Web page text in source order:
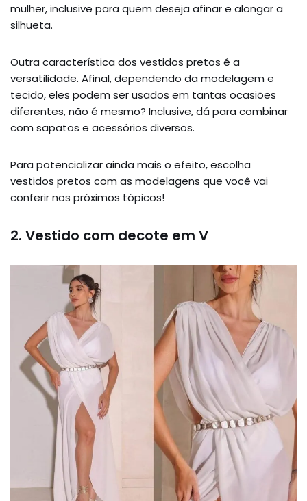
mulher, inclusive para quem deseja afinar e alongar a
silhueta.
Outra característica dos vestidos pretos é a
versatilidade. Afinal, dependendo da modelagem e
tecido, eles podem ser usados em tantas ocasiões
diferentes, não é mesmo? Inclusive, dá para combinar
com sapatos e acessórios diversos.
Para potencializar ainda mais o efeito, escolha
vestidos pretos com as modelagens que você vai
conferir nos próximos tópicos!
2. Vestido com decote em V